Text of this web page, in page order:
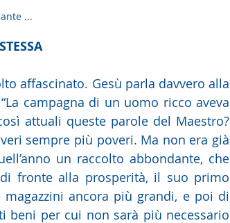
...
affascinato. Gesù parla davvero alla
campagna di un uomo ricco aveva
attuali queste parole del Maestro?
sempre più poveri. Ma non era già
un raccolto abbondante, che
fronte alla prosperità, il suo primo
ancora più grandi, e poi di
beni per cui non sarà più necessario